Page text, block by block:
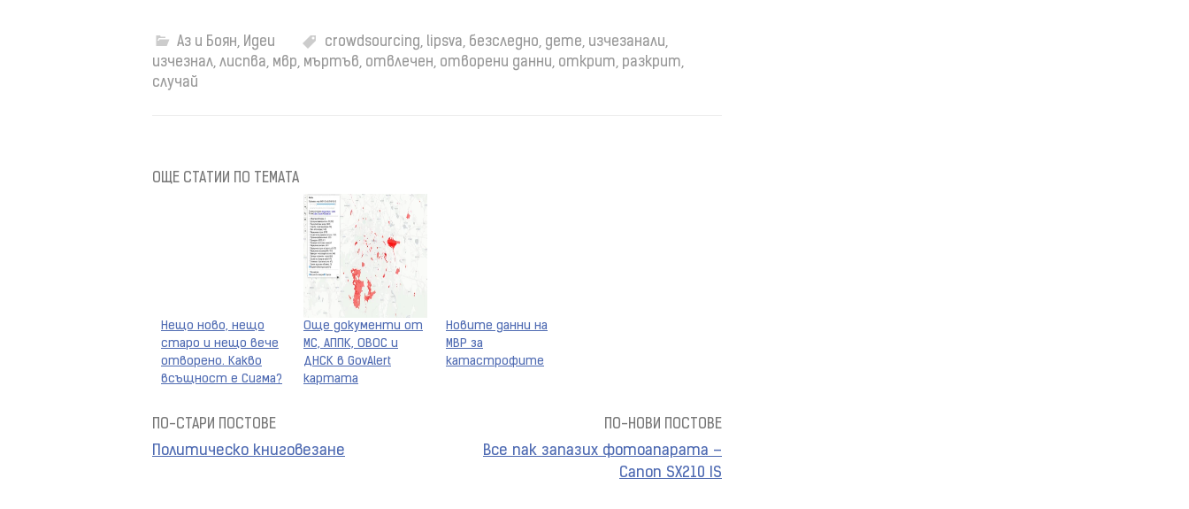
Аз и Боян, Идеи crowdsourcing, lipsva, безследно, дете, изчезанали,
изчезнал, лиспва, мвр, мъртъв, отвлечен, отворени данни, открит, разкрит,
случай
ОЩЕ СТАТИИ ПО ТЕМАТА
Нещо ново, нещо
старо и нещо вече
отворено. Какво
всъщност е Сигма?
Още документи от
МС, АППК, ОВОС и
ДНСК в GovAlert
картата
Новите данни на
МВР за
катастрофите
Навигация
ПО-СТАРИ ПОСТОВЕ
Политическо книговезане
ПО-НОВИ ПОСТОВЕ
Все пак запазих фотоапарата –
Canon SX210 IS